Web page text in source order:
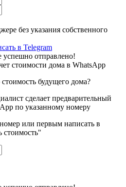
без указания собственного
в Telegram
отправлено!
стоимости дома в WhatsApp
будущего дома?
сделает предварительный
по указанному номеру
или первым написать в
стоимость"